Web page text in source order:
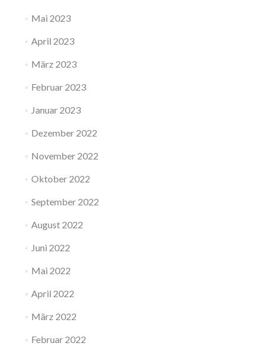
Mai 2023
April 2023
März 2023
Februar 2023
Januar 2023
Dezember 2022
November 2022
Oktober 2022
September 2022
August 2022
Juni 2022
Mai 2022
April 2022
März 2022
Februar 2022